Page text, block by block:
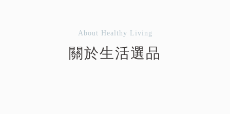
About Healthy Living
關於生活選品